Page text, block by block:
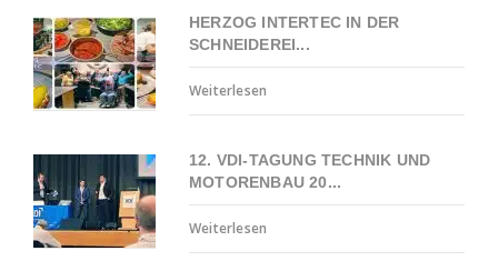
HERZOG INTERTEC IN DER
SCHNEIDEREI...
Weiterlesen
12. VDI-TAGUNG TECHNIK UND
MOTORENBAU 20...
Weiterlesen